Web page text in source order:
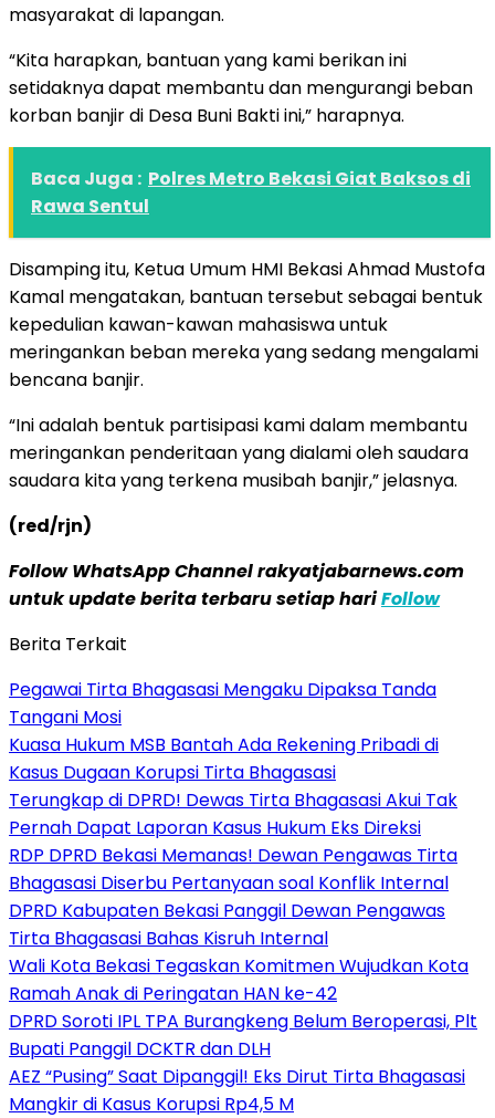
masyarakat di lapangan.
“Kita harapkan, bantuan yang kami berikan ini
setidaknya dapat membantu dan mengurangi beban
korban banjir di Desa Buni Bakti ini,” harapnya.
Baca Juga : Polres Metro Bekasi Giat Baksos di
Rawa Sentul
Disamping itu, Ketua Umum HMI Bekasi Ahmad Mustofa
Kamal mengatakan, bantuan tersebut sebagai bentuk
kepedulian kawan-kawan mahasiswa untuk
meringankan beban mereka yang sedang mengalami
bencana banjir.
“Ini adalah bentuk partisipasi kami dalam membantu
meringankan penderitaan yang dialami oleh saudara
saudara kita yang terkena musibah banjir,” jelasnya.
(red/rjn)
Follow WhatsApp Channel rakyatjabarnews.com
untuk update berita terbaru setiap hariFollow
Berita Terkait
Pegawai Tirta Bhagasasi Mengaku Dipaksa Tanda
Tangani Mosi
Kuasa Hukum MSB Bantah Ada Rekening Pribadi di
Kasus Dugaan Korupsi Tirta Bhagasasi
Terungkap di DPRD! Dewas Tirta Bhagasasi Akui Tak
Pernah Dapat Laporan Kasus Hukum Eks Direksi
RDP DPRD Bekasi Memanas! Dewan Pengawas Tirta
Bhagasasi Diserbu Pertanyaan soal Konflik Internal
DPRD Kabupaten Bekasi Panggil Dewan Pengawas
Tirta Bhagasasi Bahas Kisruh Internal
Wali Kota Bekasi Tegaskan Komitmen Wujudkan Kota
Ramah Anak di Peringatan HAN ke-42
DPRD Soroti IPL TPA Burangkeng Belum Beroperasi, Plt
Bupati Panggil DCKTR dan DLH
AEZ “Pusing” Saat Dipanggil! Eks Dirut Tirta Bhagasasi
Mangkir di Kasus Korupsi Rp4,5 M